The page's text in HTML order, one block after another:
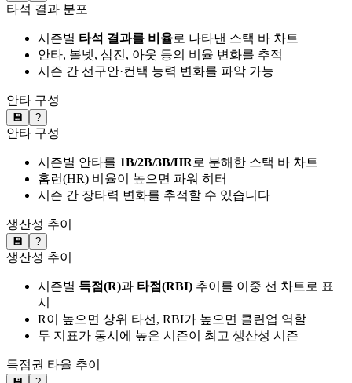
타석 결과 분포
시즌별 타석 결과를 비율로 나타낸 스택 바 차트
안타, 볼넷, 삼진, 아웃 등의 비율 변화를 추적
시즌 간 선구안·컨택 능력 변화를 파악 가능
안타 구성
💾 ?
안타 구성
시즌별 안타를 1B/2B/3B/HR로 분해한 스택 바 차트
홈런(HR) 비율이 높으면 파워 히터
시즌 간 장타력 변화를 추적할 수 있습니다
생산성 추이
💾 ?
생산성 추이
시즌별 득점(R)과 타점(RBI) 추이를 이중 선 차트로 표
시
R이 높으면 상위 타선, RBI가 높으면 클린업 역할
두 지표가 동시에 높은 시즌이 최고 생산성 시즌
득점권 타율 추이